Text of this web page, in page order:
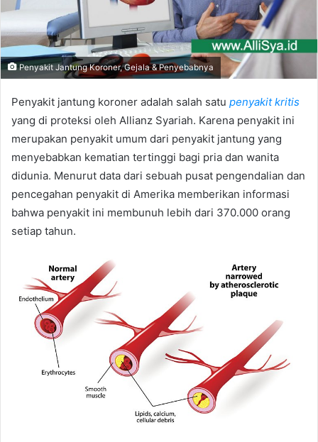
Penyakit Jantung Koroner, Gejala & Penyebabnya
Penyakit jantung koroner adalah salah satu penyakit kritis
yang di proteksi oleh Allianz Syariah. Karena penyakit ini
merupakan penyakit umum dari penyakit jantung yang
menyebabkan kematian tertinggi bagi pria dan wanita
didunia. Menurut data dari sebuah pusat pengendalian dan
pencegahan penyakit di Amerika memberikan informasi
bahwa penyakit ini membunuh lebih dari 370.000 orang
setiap tahun.